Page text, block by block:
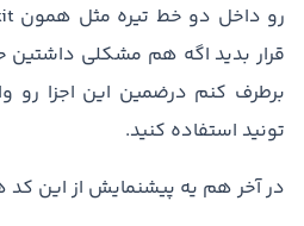
قرار بدید اگه هم مشکلی داشتین
برطرف کنم درضمین این اجزا
تونید استفاده کنید.
در آخر هم یه پیشنمایش از این